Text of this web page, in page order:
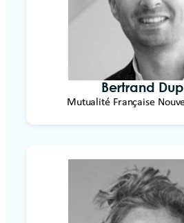
Bertrand
Mutualité Française